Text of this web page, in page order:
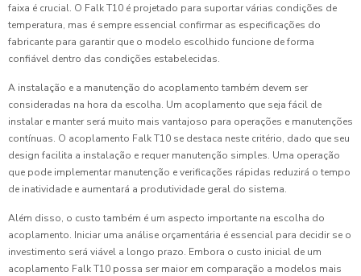
faixa é crucial. O Falk T10 é projetado para suportar várias condições de
temperatura, mas é sempre essencial confirmar as especificações do
fabricante para garantir que o modelo escolhido funcione de forma
confiável dentro das condições estabelecidas.
A instalação e a manutenção do acoplamento também devem ser
consideradas na hora da escolha. Um acoplamento que seja fácil de
instalar e manter será muito mais vantajoso para operações e manutenções
contínuas. O acoplamento Falk T10 se destaca neste critério, dado que seu
design facilita a instalação e requer manutenção simples. Uma operação
que pode implementar manutenção e verificações rápidas reduzirá o tempo
de inatividade e aumentará a produtividade geral do sistema.
Além disso, o custo também é um aspecto importante na escolha do
acoplamento. Iniciar uma análise orçamentária é essencial para decidir se o
investimento será viável a longo prazo. Embora o custo inicial de um
acoplamento Falk T10 possa ser maior em comparação a modelos mais